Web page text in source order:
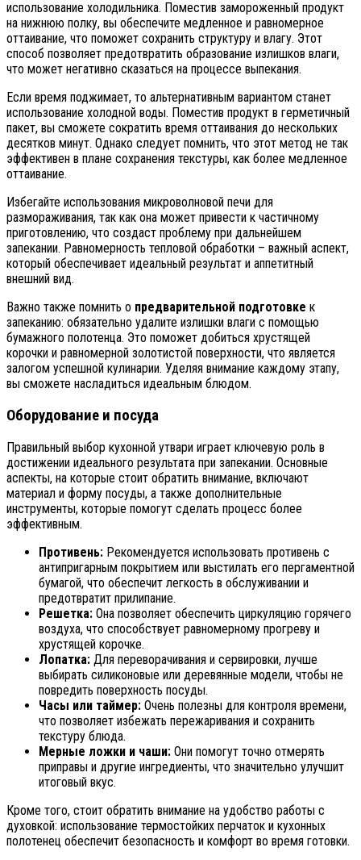
использование холодильника. Поместив замороженный продукт
на нижнюю полку, вы обеспечите медленное и равномерное
оттаивание, что поможет сохранить структуру и влагу. Этот
способ позволяет предотвратить образование излишков влаги,
что может негативно сказаться на процессе выпекания.
Если время поджимает, то альтернативным вариантом станет
использование холодной воды. Поместив продукт в герметичный
пакет, вы сможете сократить время оттаивания до нескольких
десятков минут. Однако следует помнить, что этот метод не так
эффективен в плане сохранения текстуры, как более медленное
оттаивание.
Избегайте использования микроволновой печи для
размораживания, так как она может привести к частичному
приготовлению, что создаст проблему при дальнейшем
запекании. Равномерность тепловой обработки – важный аспект,
который обеспечивает идеальный результат и аппетитный
внешний вид.
Важно также помнить о предварительной подготовке к
запеканию: обязательно удалите излишки влаги с помощью
бумажного полотенца. Это поможет добиться хрустящей
корочки и равномерной золотистой поверхности, что является
залогом успешной кулинарии. Уделяя внимание каждому этапу,
вы сможете насладиться идеальным блюдом.
Оборудование и посуда
Правильный выбор кухонной утвари играет ключевую роль в
достижении идеального результата при запекании. Основные
аспекты, на которые стоит обратить внимание, включают
материал и форму посуды, а также дополнительные
инструменты, которые помогут сделать процесс более
эффективным.
Противень: Рекомендуется использовать противень с
антипригарным покрытием или выстилать его пергаментной
бумагой, что обеспечит легкость в обслуживании и
предотвратит прилипание.
Решетка: Она позволяет обеспечить циркуляцию горячего
воздуха, что способствует равномерному прогреву и
хрустящей корочке.
Лопатка: Для переворачивания и сервировки, лучше
выбирать силиконовые или деревянные модели, чтобы не
повредить поверхность посуды.
Часы или таймер: Очень полезны для контроля времени,
что позволяет избежать пережаривания и сохранить
текстуру блюда.
Мерные ложки и чаши: Они помогут точно отмерять
приправы и другие ингредиенты, что значительно улучшит
итоговый вкус.
Кроме того, стоит обратить внимание на удобство работы с
духовкой: использование термостойких перчаток и кухонных
полотенец обеспечит безопасность и комфорт во время готовки.